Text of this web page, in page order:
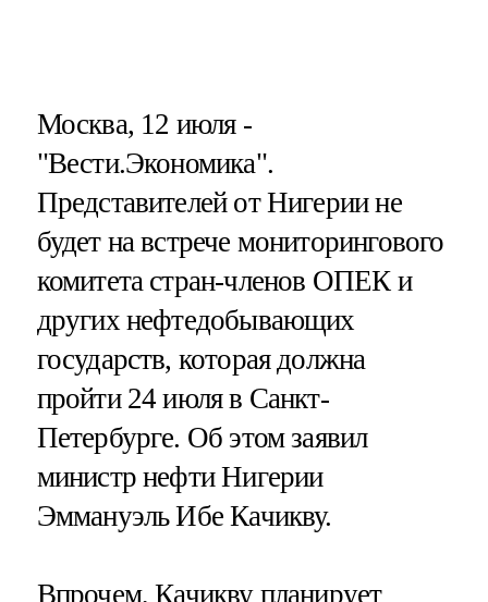
Москва, 12 июля -
"Вести.Экономика".
Представителей от Нигерии не
будет на встрече мониторингового
комитета стран-членов ОПЕК и
других нефтедобывающих
государств, которая должна
пройти 24 июля в Санкт-
Петербурге. Об этом заявил
министр нефти Нигерии
Эммануэль Ибе Качикву.
Впрочем, Качикву планирует